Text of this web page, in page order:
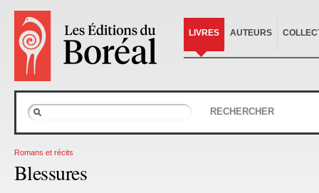
LIVRES AUTEURS
RECHERCHER
Romans et récits
Blessures